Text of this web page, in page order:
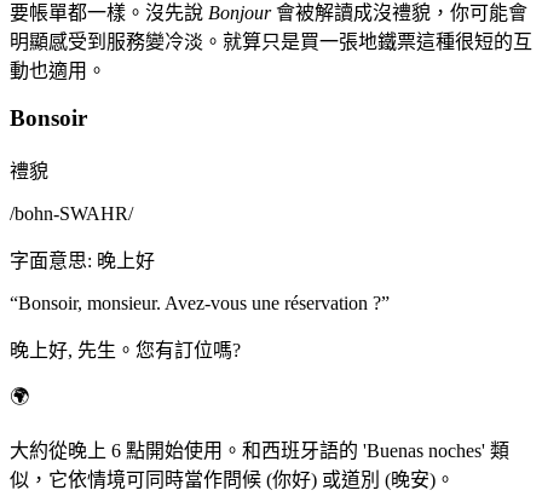
要帳單都一樣。沒先說 Bonjour會被解讀成沒禮貌，你可能會
明顯感受到服務變冷淡。就算只是買一張地鐵票這種很短的互
動也適用。
Bonsoir
禮貌
/bohn-SWAHR/
字面意思: 晚上好
“Bonsoir, monsieur. Avez-vous une réservation ?”
晚上好, 先生。您有訂位嗎?
🌍
大約從晚上 6 點開始使用。和西班牙語的 'Buenas noches' 類
似，它依情境可同時當作問候 (你好) 或道別 (晚安)。